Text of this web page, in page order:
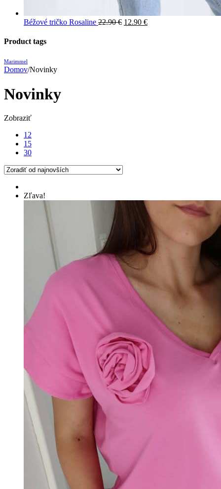
Béžové tričko Rosaline 22.90€ 12.90 €
Product tags
Marimmel
Domov/Novinky
Novinky
Zobraziť
12
15
30
Zľava!